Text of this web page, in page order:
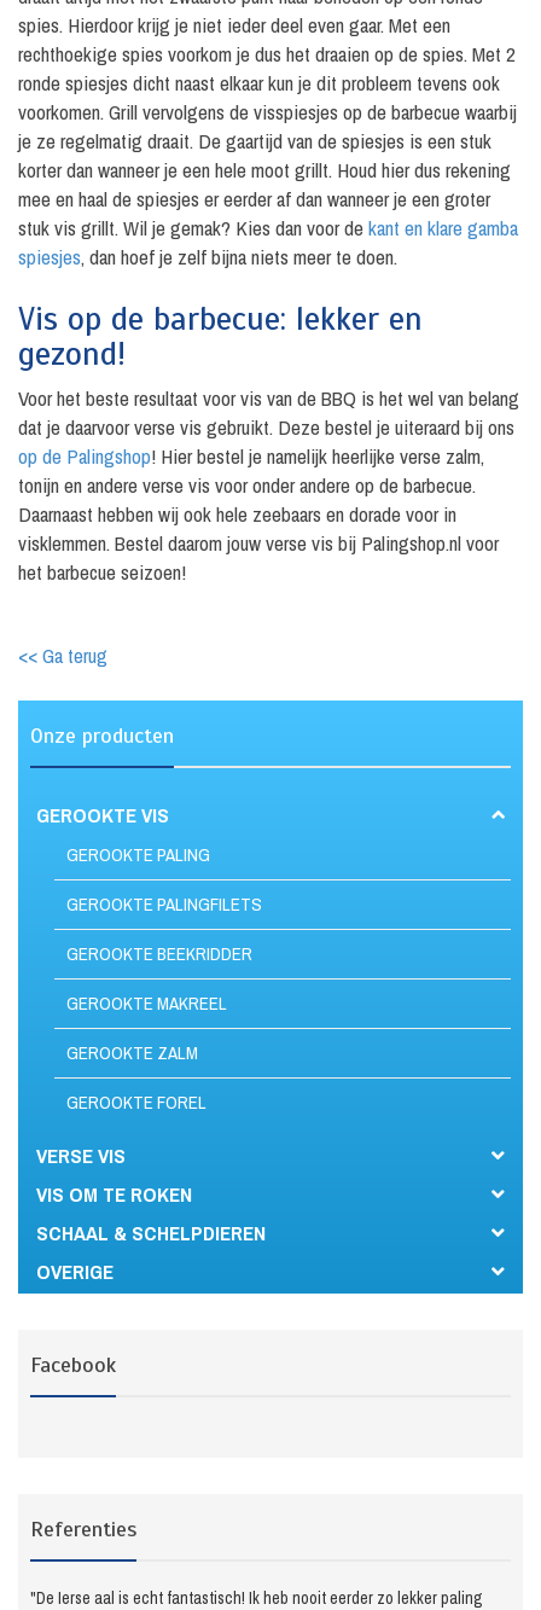
spies. Hierdoor krijg je niet ieder deel even gaar. Met een
rechthoekige spies voorkom je dus het draaien op de spies. Met 2
ronde spiesjes dicht naast elkaar kun je dit probleem tevens ook
voorkomen. Grill vervolgens de visspiesjes op de barbecue waarbij
je ze regelmatig draait. De gaartijd van de spiesjes is een stuk
korter dan wanneer je een hele moot grillt. Houd hier dus rekening
mee en haal de spiesjes er eerder af dan wanneer je een groter
stuk vis grillt. Wil je gemak? Kies dan voor dekant en klare gamba
spiesjes, dan hoef je zelf bijna niets meer te doen.
Vis op de barbecue: lekker en
gezond!
Voor het beste resultaat voor vis van de BBQ is het wel van belang
dat je daarvoor verse vis gebruikt. Deze bestel je uiteraard bij ons
op de Palingshop! Hier bestel je namelijk heerlijke verse zalm,
tonijn en andere verse vis voor onder andere op de barbecue.
Daarnaast hebben wij ook hele zeebaars en dorade voor in
visklemmen. Bestel daarom jouw verse vis bij Palingshop.nl voor
het barbecue seizoen!
<< Ga terug
Onze producten
GEROOKTE VIS
GEROOKTE PALING
GEROOKTE PALINGFILETS
GEROOKTE BEEKRIDDER
GEROOKTE MAKREEL
GEROOKTE ZALM
GEROOKTE FOREL
VERSE VIS
VIS OM TE ROKEN
SCHAAL & SCHELPDIEREN
OVERIGE
Facebook
Referenties
"De Ierse aal is echt fantastisch! Ik heb nooit eerder zo lekker paling